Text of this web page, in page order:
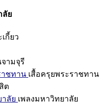
ลัย
กี้ยว
ามจุรี
าชทาน เสื้อครุยพระราชทาน
ต
าลัย เพลงมหาวิทยาลัย